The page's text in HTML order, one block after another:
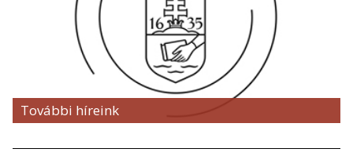
További híreink